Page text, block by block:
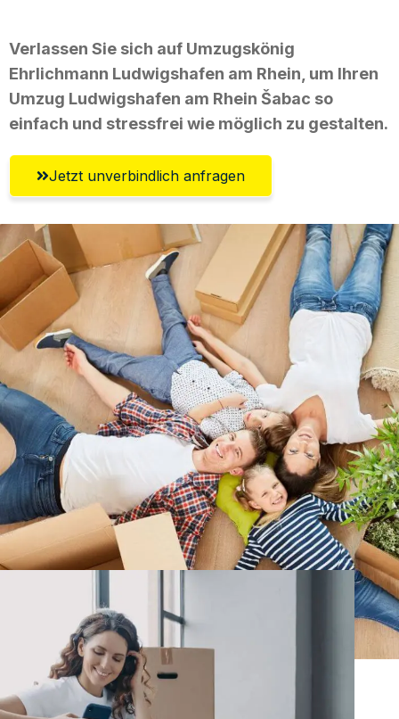
Verlassen Sie sich auf Umzugskönig
Ehrlichmann Ludwigshafen am Rhein, um Ihren
Umzug Ludwigshafen am Rhein Šabac so
einfach und stressfrei wie möglich zu gestalten.
Jetzt unverbindlich anfragen